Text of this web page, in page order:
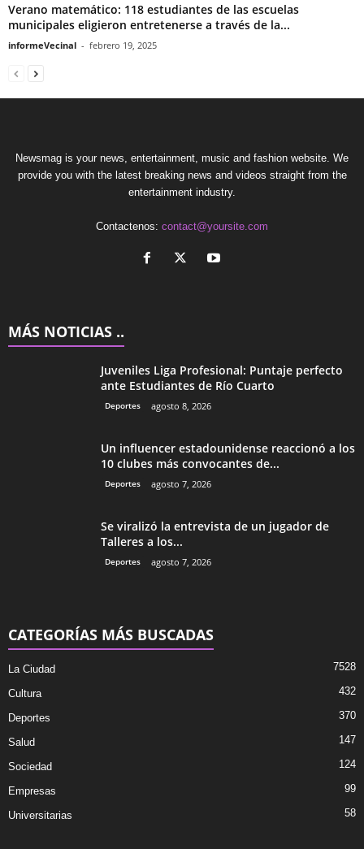
Verano matemático: 118 estudiantes de las escuelas
municipales eligieron entretenerse a través de la...
informeVecinal - febrero 19, 2025
Newsmag is your news, entertainment, music and fashion website. We
provide you with the latest breaking news and videos straight from the
entertainment industry.
Contactenos: contact@yoursite.com
MÁS NOTICIAS ..
Juveniles Liga Profesional: Puntaje perfecto
ante Estudiantes de Río Cuarto
Deportes agosto 8, 2026
Un influencer estadounidense reaccionó a los
10 clubes más convocantes de...
Deportes agosto 7, 2026
Se viralizó la entrevista de un jugador de
Talleres a los...
Deportes agosto 7, 2026
CATEGORÍAS MÁS BUSCADAS
La Ciudad 7528
Cultura 432
Deportes 370
Salud 147
Sociedad 124
Empresas 99
Universitarias 58